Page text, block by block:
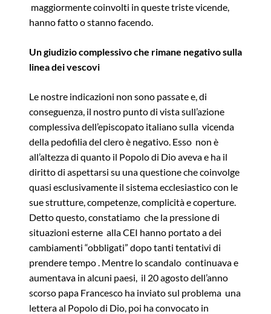
maggiormente coinvolti in queste triste vicende,
hanno fatto o stanno facendo.
Un giudizio complessivo che rimane negativo sulla
linea dei vescovi
Le nostre indicazioni non sono passate e, di
conseguenza, il nostro punto di vista sull’azione
complessiva dell’episcopato italiano sulla vicenda
della pedofilia del clero è negativo. Esso non è
all’altezza di quanto il Popolo di Dio aveva e ha il
diritto di aspettarsi su una questione che coinvolge
quasi esclusivamente il sistema ecclesiastico con le
sue strutture, competenze, complicità e coperture.
Detto questo, constatiamo che la pressione di
situazioni esterne alla CEI hanno portato a dei
cambiamenti “obbligati” dopo tanti tentativi di
prendere tempo . Mentre lo scandalo continuava e
aumentava in alcuni paesi, il 20 agosto dell’anno
scorso papa Francesco ha inviato sul problema una
lettera al Popolo di Dio, poi ha convocato in